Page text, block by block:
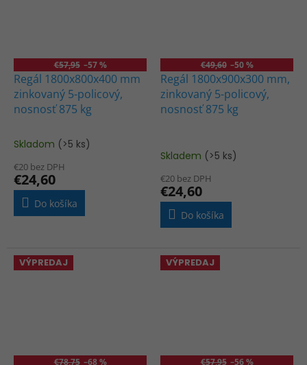
€57,95 –57 %
Regál 1800x800x400 mm
zinkovaný 5-policový,
nosnosť 875 kg
Priemerné
produktu
je
5,0
Skladom (>5 ks)
€20 bez DPH
€24,60
Do košíka
€49,60 –50 %
Regál 1800x900x300 mm,
zinkovaný 5-policový,
nosnosť 875 kg
Skladem (>5 ks)
€20 bez DPH
€24,60
Do košíka
VÝPREDAJ
€78,75 –68 %
VÝPREDAJ
€57,95 –56 %